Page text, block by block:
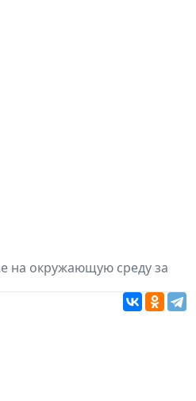
на окружающую среду за